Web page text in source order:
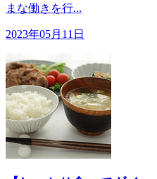
まな働きを行...
2023年05月11日